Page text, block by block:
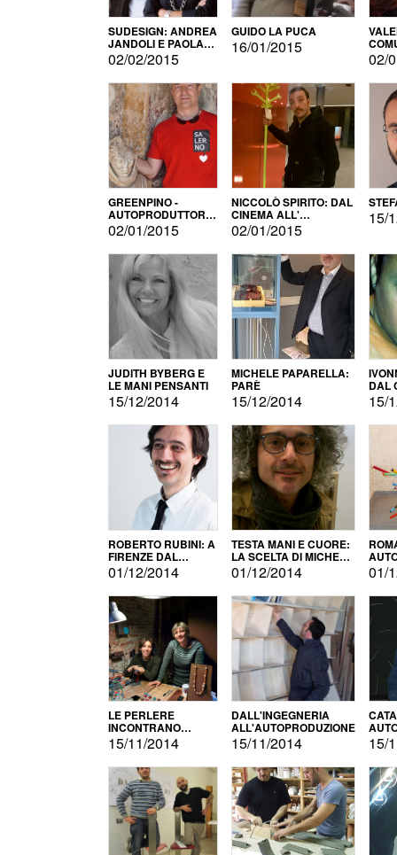
SUDESIGN: ANDREA
JANDOLI E PAOLA
PISAPIA
02/02/2015
GUIDO LA PUCA
16/01/2015
02/
GREENPINO -
AUTOPRODUTTORE
PER AMORE
02/01/2015
NICCOLÒ SPIRITO: DAL
CINEMA ALL'
AUTOPRODUZIONE
02/01/2015
15/
JUDITH BYBERG E
LE MANI PENSANTI
15/12/2014
MICHELE PAPARELLA:
PARÈ
15/12/2014
DAL
15/
ROBERTO RUBINI: A
FIRENZE DAL
PRODOTTO ALLA
PROMOZIONE
01/12/2014
TESTA MANI E CUORE:
LA SCELTA DI MICHELE
BARBERIO
01/12/2014 01/
LE PERLERE
INCONTRANO
L'AUTOPRODUZIONE
15/11/2014
DALL'INGEGNERIA
ALL'AUTOPRODUZIONE
15/11/2014 15/